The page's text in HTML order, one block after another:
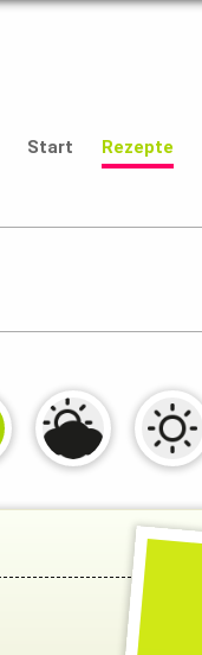
Start
Rezepte